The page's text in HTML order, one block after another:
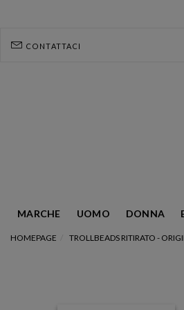
CONTATTACI
MARCHE UOMO DONNA
HOMEPAGE TROLLBEADS RITIRATO -